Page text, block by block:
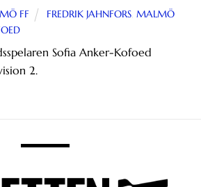
FF FREDRIK JAHNFORS,MALMÖ
Sofia Anker-Kofoed
2.